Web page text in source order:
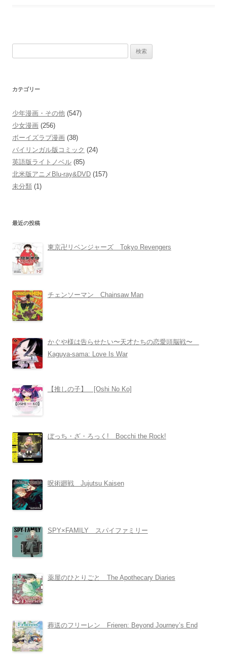
カテゴリー
少年漫画・その他 (547)
少女漫画 (256)
ボーイズラブ漫画 (38)
バイリンガル版コミック (24)
英語版ライトノベル (85)
北米版アニメBlu-ray&DVD (157)
未分類 (1)
最近の投稿
東京卍リベンジャーズ Tokyo Revengers
チェンソーマン Chainsaw Man
かぐや様は告らせたい〜天才たちの恋愛頭脳戦〜
Kaguya-sama: Love Is War
【推しの子】 [Oshi No Ko]
ぼっち・ざ・ろっく! Bocchi the Rock!
呪術廻戦 Jujutsu Kaisen
SPY×FAMILY スパイファミリー
薬屋のひとりごと The Apothecary Diaries
葬送のフリーレン Frieren: Beyond Journey’s End